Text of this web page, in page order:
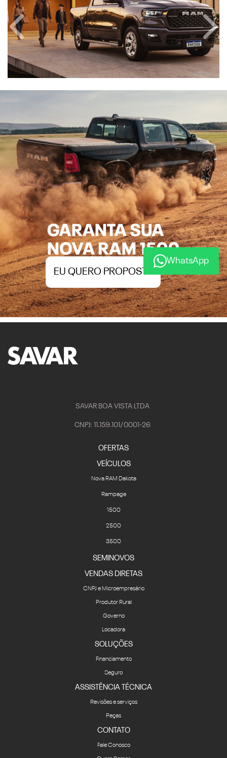
Anterior
EU QUERO PROPOSTA
SAVAR BOA VISTA LTDA
CNPJ: 11.159.101/0001-26
OFERTAS
VEÍCULOS
Nova RAM Dakota
Rampage
1500
2500
3500
SEMINOVOS
VENDAS DIRETAS
CNPJ e Microempresário
Produtor Rural
Governo
Locadora
SOLUÇÕES
Financiamento
Seguro
ASSISTÊNCIA TÉCNICA
Revisões e serviços
Peças
CONTATO
Fale Conosco
WhatsApp